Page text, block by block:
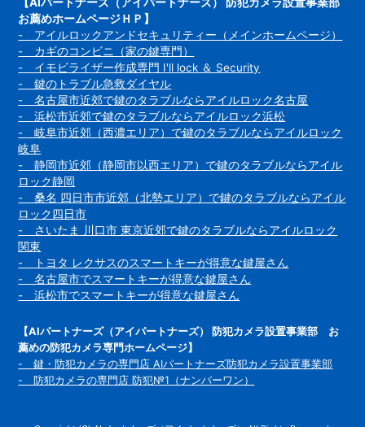
お薦めホームページＨＰ】
- アイルロックアンドセキュリティー（メインホームページ）
- カギのコンビニ（家の鍵専門）
- イモビライザー作成専門 I'll lock ＆ Security
- 鍵のトラブル急救ダイヤル
- 名古屋市近郊で鍵のタラブルならアイルロック名古屋
- 浜松市近郊で鍵のタラブルならアイルロック浜松
- 岐阜市近郊（西濃エリア）で鍵のタラブルならアイルロック
岐阜
- 静岡市近郊（静岡市以西エリア）で鍵のタラブルならアイル
ロック静岡
- 桑名 四日市市近郊（北勢エリア）で鍵のタラブルならアイル
ロック四日市
- さいたま 川口市 東京近郊で鍵のタラブルならアイルロック
関東
- トヨタ レクサスのスマートキーが得意な鍵屋さん
- 名古屋市でスマートキーが得意な鍵屋さん
- 浜松市でスマートキーが得意な鍵屋さん
【AIパートナーズ（アイパートナーズ） 防犯カメラ設置事業部 お
薦めの防犯カメラ専門ホームページ】
- 鍵・防犯カメラの専門店 AIパートナーズ防犯カメラ設置事業部
- 防犯カメラの専門店 防犯№1（ナンバーワン）